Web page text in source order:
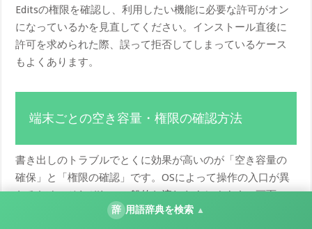
Editsの権限を確認し、利用したい機能に必要な許可がオン
になっているかを見直してください。インストール直後に
許可を求められた際、誤って拒否してしまっているケース
もよくあります。
端末ごとの空き容量・権限の確認方法
書き出しのトラブルでとくに効果が高いのが「空き容量の
確保」と「権限の確認」です。OSによって操作の入口が異
なるため、それぞれの一般的な流れをまとめます。画面の
名称はOSのバージョンによって多少変わることがあるた
辞 用語辞典を検索 ▲